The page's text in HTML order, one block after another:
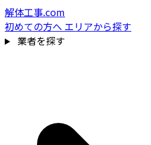
解体工事.com
初めての方へ エリアから探す
業者を探す